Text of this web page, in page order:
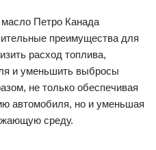
масло Петро Канада
преимущества для
расход топлива,
и уменьшить выбросы
не только обеспечивая
автомобиля, но и уменьшая
среду.